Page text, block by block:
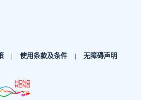
使用条款及条件 无障碍声明